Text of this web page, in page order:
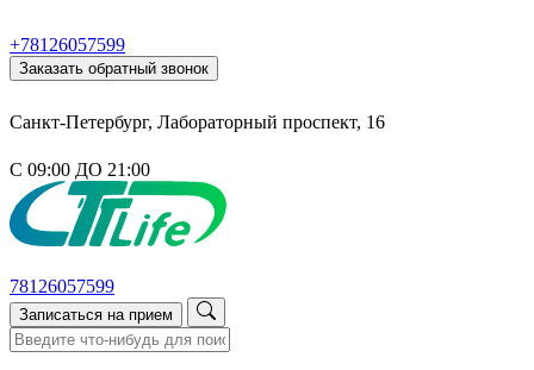
+78126057599
Заказать обратный звонок
Санкт-Петербург, Лабораторный проспект, 16
С 09:00 ДО 21:00
78126057599
Записаться на прием